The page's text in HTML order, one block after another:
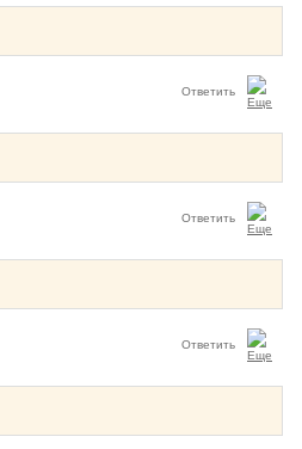
Ответить
Ответить
Ответить